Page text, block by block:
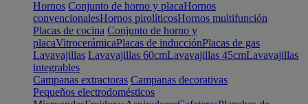
Hornos Conjunto de horno y placaHornos
convencionalesHornos pirolíticosHornos multifunción
Placas de cocina Conjunto de horno y
placaVitrocerámicaPlacas de inducciónPlacas de gas
Lavavajillas Lavavajillas 60cmLavavajillas 45cmLavavajillas
integrables
Campanas extractoras Campanas decorativas
Pequeños electrodomésticos